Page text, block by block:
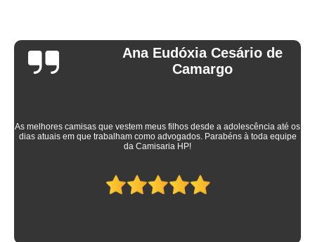
Ana Eudóxia Cesário de
Camargo
As melhores camisas que vestem meus filhos desde a adolescência até os
dias atuais em que trabalham como advogados. Parabéns à toda equipe
da Camisaria HP!